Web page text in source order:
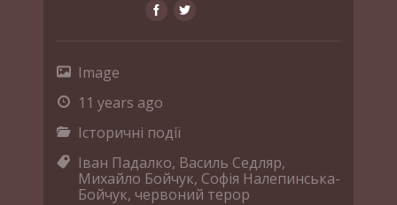
Image
11 years ago
Історичні події
Іван Падалко, Василь Седляр,
Михайло Бойчук, Софія Налепинська-
Бойчук, червоний терор